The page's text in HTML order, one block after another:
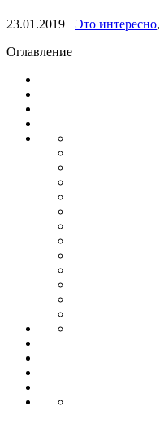
23.01.2019 Это интересно,
Оглавление